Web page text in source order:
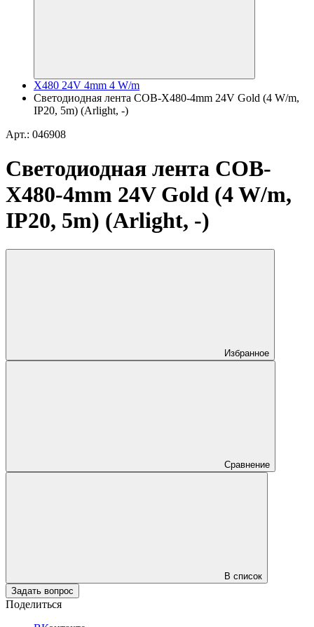
X480 24V 4mm 4 W/m
Светодиодная лента COB-X480-4mm 24V Gold (4 W/m,
IP20, 5m) (Arlight, -)
Арт.: 046908
Светодиодная лента COB-
X480-4mm 24V Gold (4 W/m,
IP20, 5m) (Arlight, -)
Избранное
Сравнение
В список
Задать вопрос
Поделиться